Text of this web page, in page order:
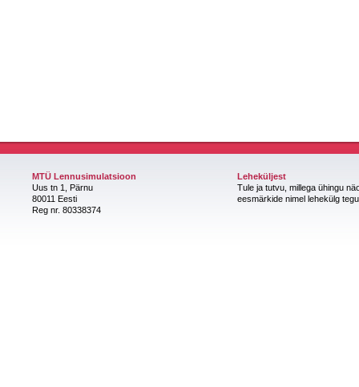
MTÜ Lennusimulatsioon
Uus tn 1, Pärnu
80011 Eesti
Reg nr. 80338374
Leheküljest
Tule ja tutvu, millega ühingu
eesmärkide nimel lehekülg